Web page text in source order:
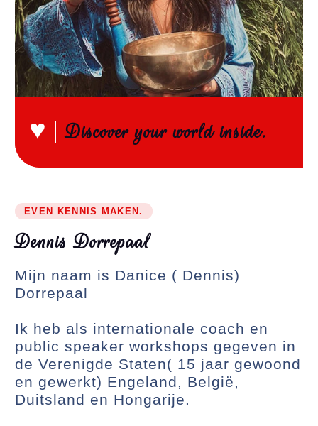
♥ Discover your world inside.
EVEN KENNIS MAKEN.
Dennis Dorrepaal
Mijn naam is Danice ( Dennis)
Dorrepaal
Ik heb als internationale coach en
public speaker workshops gegeven in
de Verenigde Staten( 15 jaar gewoond
en gewerkt) Engeland, België,
Duitsland en Hongarije.